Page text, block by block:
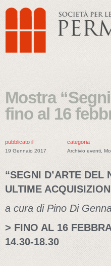
Mostra
fino al 16
pubblicato il
19 Gennaio 2017
categoria
Archivio eventi
“SEGNI D’ARTE DEL
ULTIME
a cura di Pino Di
> FINO AL 16
14.30-18.30